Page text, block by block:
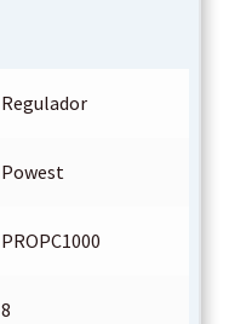
Regulador
Powest
PROPC1000
8